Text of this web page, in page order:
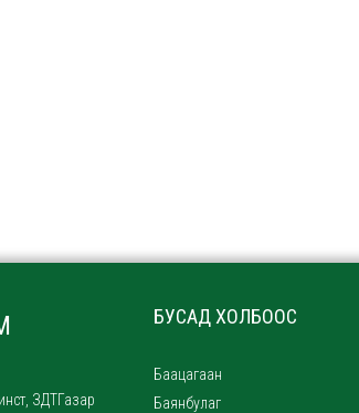
ЗДТГазар
БУСАД ХОЛБООС
Баацагаан
Баянбулаг